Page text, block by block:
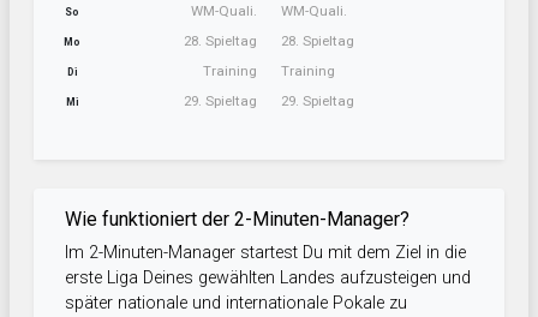
So WM-Quali.
Mo 28. Spieltag
Di Training
Mi 29. Spieltag
WM-Quali.
28. Spieltag
Training
29. Spieltag
Wie funktioniert der 2-Minuten-Manager?
Im 2-Minuten-Manager startest Du mit dem Ziel in die
erste Liga Deines gewählten Landes aufzusteigen und
später nationale und internationale Pokale zu